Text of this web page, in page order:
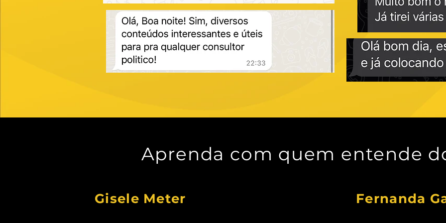
Aprenda com quem entende
Gisele Meter Fernanda